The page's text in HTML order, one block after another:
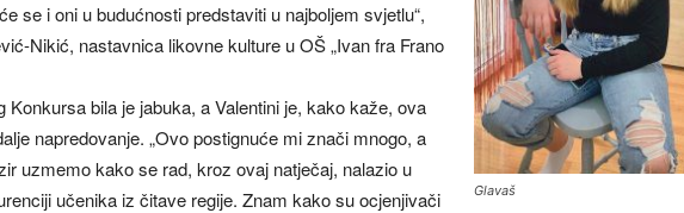
Glavaš
se i oni u budućnosti predstaviti u najboljem svjetlu“,
Nikić, nastavnica likovne kulture u OŠ „Ivan fra Frano
Konkursa bila je jabuka, a Valentini je, kako kaže, ova
napredovanje. „Ovo postignuće mi znači mnogo, a
uzmemo kako se rad, kroz ovaj natječaj, nalazio u
učenika iz čitave regije. Znam kako su ocjenjivači